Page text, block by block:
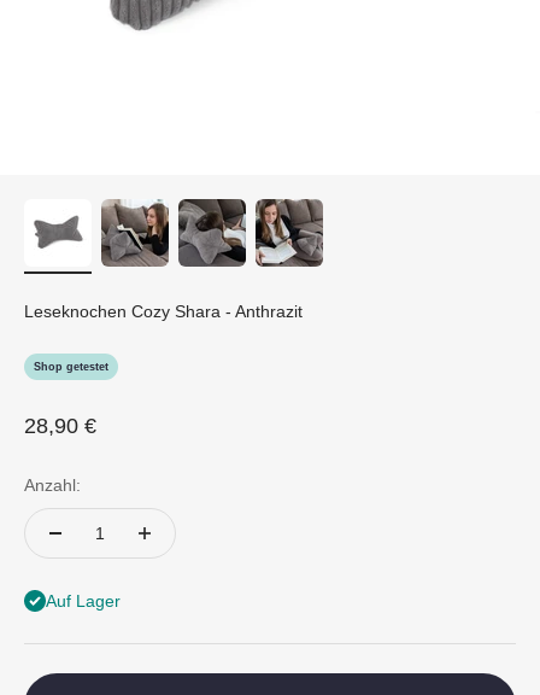
Leseknochen Cozy Shara - Anthrazit
Shop getestet
Angebot
28,90 €
Anzahl:
Auf Lager